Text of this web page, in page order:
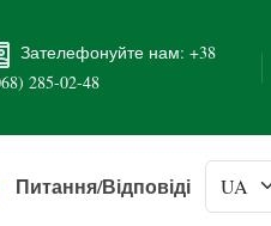
Зателефонуйте нам: +38
285-02-48
Питання/Відповіді